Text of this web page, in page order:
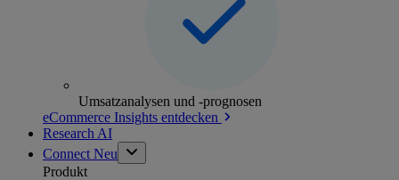
Umsatzanalysen und -prognosen
eCommerce Insights entdecken
Research AI
Connect Neu
Produkt